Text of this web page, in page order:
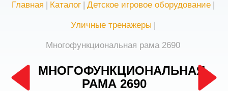
Главная | Каталог | Детское игровое оборудование |
Уличные тренажеры |
Многофункциональная рама 2690
МНОГОФУНКЦИОНАЛЬНАЯ
РАМА 2690